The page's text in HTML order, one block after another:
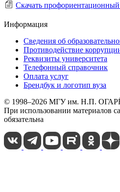
Скачать профориентационный
Информация
Сведения об
Противодействие
Реквизиты университета
Телефонный справочник
Оплата услуг
Брендбук и логотип вуза
© 1998–2026 МГУ им. Н.П.
При использовании материалов
обязательна